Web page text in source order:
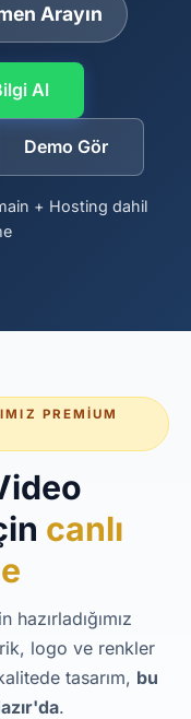
Arayın
Al
Demo Gör
+ Hosting dahil
PREMIUM
canlı
logo ve renkler
tasarım, bu
.